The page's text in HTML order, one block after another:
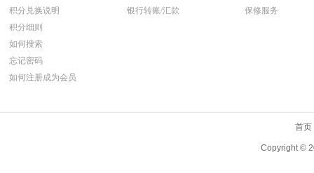
积分兑换说明
积分细则
如何搜索
忘记密码
如何注册成为会员
银行转账/汇款 保修服务
首页
Copyright ©